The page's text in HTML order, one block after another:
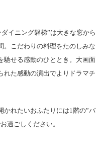
イニング磐梯”は大きな窓から
。こだわりの料理をたのしみな
馳せる感動のひととき。大画面
れた感動の演出でよりドラマチ
かれたいおふたりには1階の”バ
過ごしください。